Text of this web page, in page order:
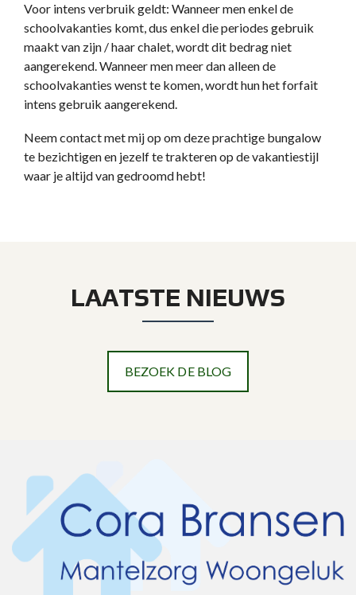
Voor intens verbruik geldt: Wanneer men enkel de
schoolvakanties komt, dus enkel die periodes gebruik
maakt van zijn / haar chalet, wordt dit bedrag niet
aangerekend. Wanneer men meer dan alleen de
schoolvakanties wenst te komen, wordt hun het forfait
intens gebruik aangerekend.
Neem contact met mij op om deze prachtige bungalow
te bezichtigen en jezelf te trakteren op de vakantiestijl
waar je altijd van gedroomd hebt!
LAATSTE NIEUWS
BEZOEK DE BLOG